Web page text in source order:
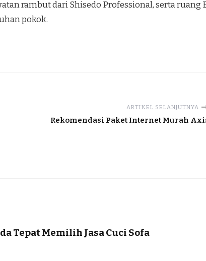
rambut dari Shisedo Professional, serta ruang
pokok.
ARTIKEL SELANJUTNYA
Rekomendasi Paket Internet Murah
Tepat Memilih Jasa Cuci Sofa